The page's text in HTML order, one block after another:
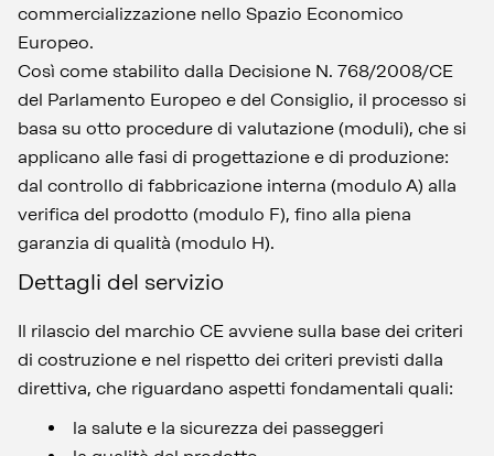
commercializzazione nello Spazio Economico
Europeo.
Così come stabilito dalla Decisione N. 768/2008/CE
del Parlamento Europeo e del Consiglio, il processo si
basa su otto procedure di valutazione (moduli), che si
applicano alle fasi di progettazione e di produzione:
dal controllo di fabbricazione interna (modulo A) alla
verifica del prodotto (modulo F), fino alla piena
garanzia di qualità (modulo H).
Dettagli del servizio
Il rilascio del marchio CE avviene sulla base dei criteri
di costruzione e nel rispetto dei criteri previsti dalla
direttiva, che riguardano aspetti fondamentali quali:
la salute e la sicurezza dei passeggeri